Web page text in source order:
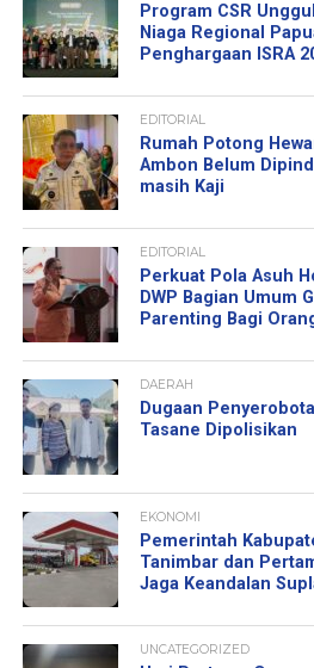
Program CSR
Niaga Regional
Penghargaan ISRA
EDITORIAL
Rumah Potong
Ambon Belum
masih Kaji
EDITORIAL
Perkuat Pola Asuh
DWP Bagian Umum
Parenting Bagi
DAERAH
Dugaan
Tasane Dipolisikan
EKONOMI
Pemerintah
Tanimbar dan
Jaga Keandalan
UNCATEGORIZED